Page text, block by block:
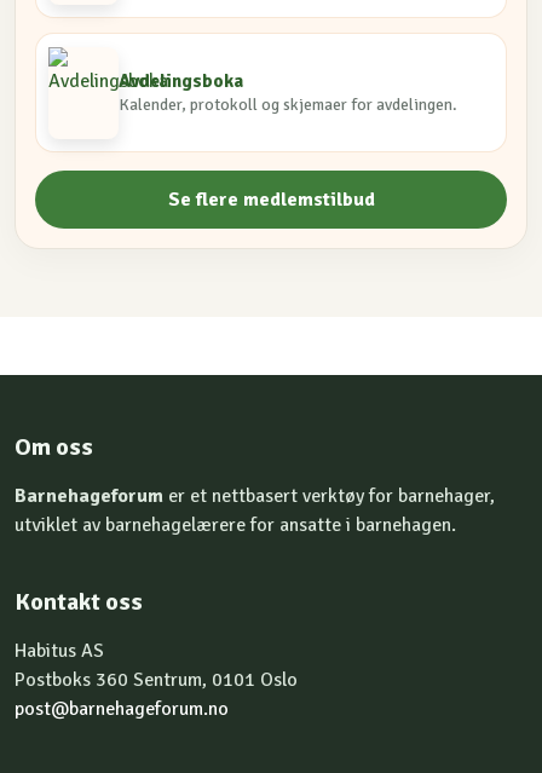
Avdelingsboka
Kalender, protokoll og skjemaer for avdelingen.
Se flere medlemstilbud
Om oss
Barnehageforum er et nettbasert verktøy for barnehager,
utviklet av barnehagelærere for ansatte i barnehagen.
Kontakt oss
Habitus AS
Postboks 360 Sentrum, 0101 Oslo
post@barnehageforum.no